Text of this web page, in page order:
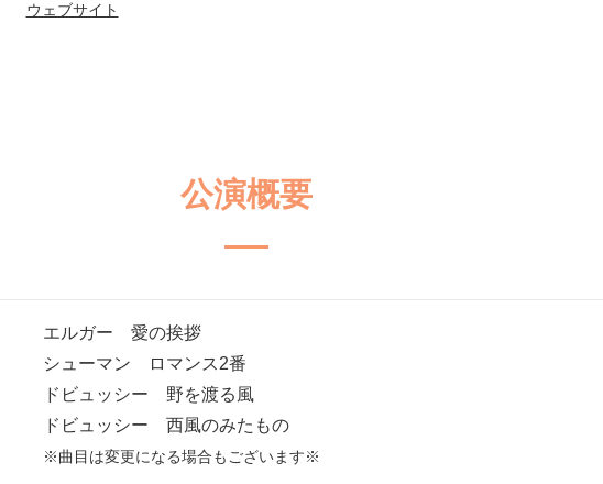
ウェブサイト
公演概要
エルガー 愛の挨拶
シューマン ロマンス2番
ドビュッシー 野を渡る風
ドビュッシー
西風のみたもの
※曲目は変更になる場合もございます※